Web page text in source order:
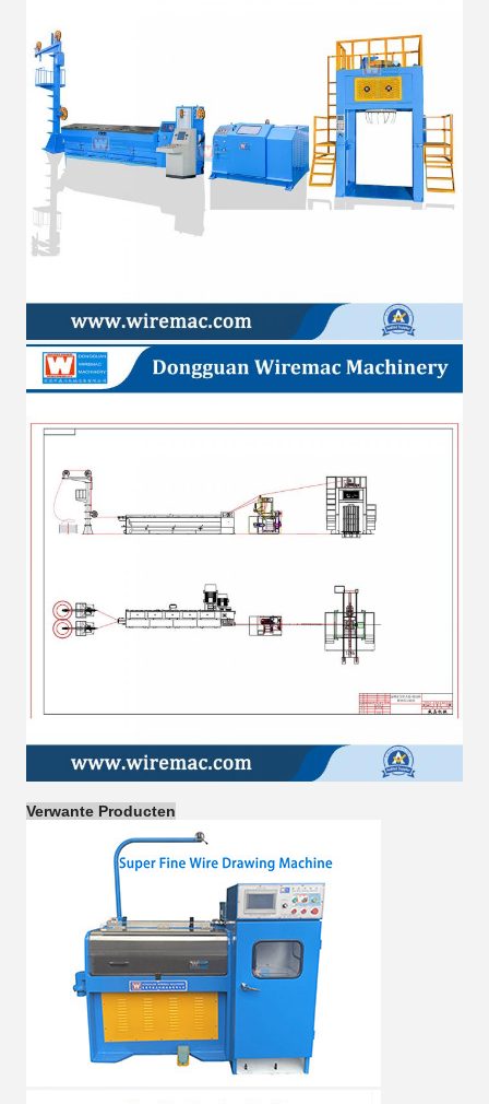
Verwante Producten